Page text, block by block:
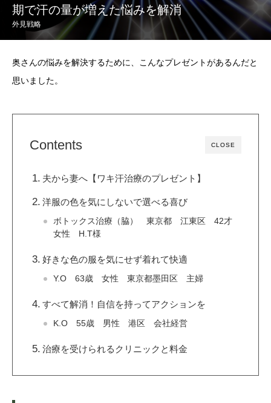
期で汗の量が増えた悩みを解消
外見戦略
奥さんの悩みを解決するために、こんなプレゼントがあるんだと
思いました。
CLOSE
Contents
夫から妻へ【ワキ汗治療のプレゼント】
洋服の色を気にしないで選べる喜び
ボトックス治療（脇） 東京都 江東区 42才
女性 H.T様
好きな色の服を気にせず着れて快適
Y.O 63歳 女性 東京都墨田区 主婦
すべて解消！自信を持ってアクションを
K.O 55歳 男性 港区 会社経営
治療を受けられるクリニックと料金